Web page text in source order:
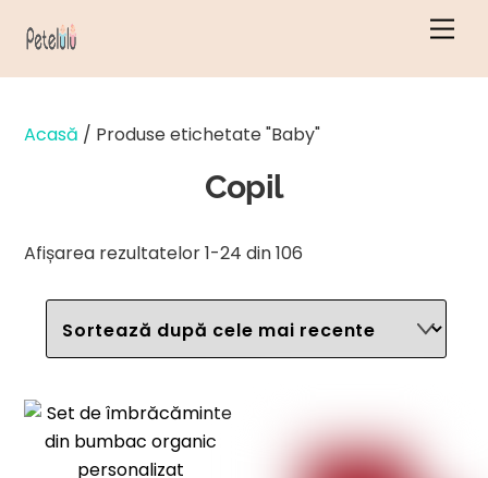
Acasă / Produse etichetate "Baby"
Copil
Afișarea rezultatelor 1-24 din 106
cele
mai
recente